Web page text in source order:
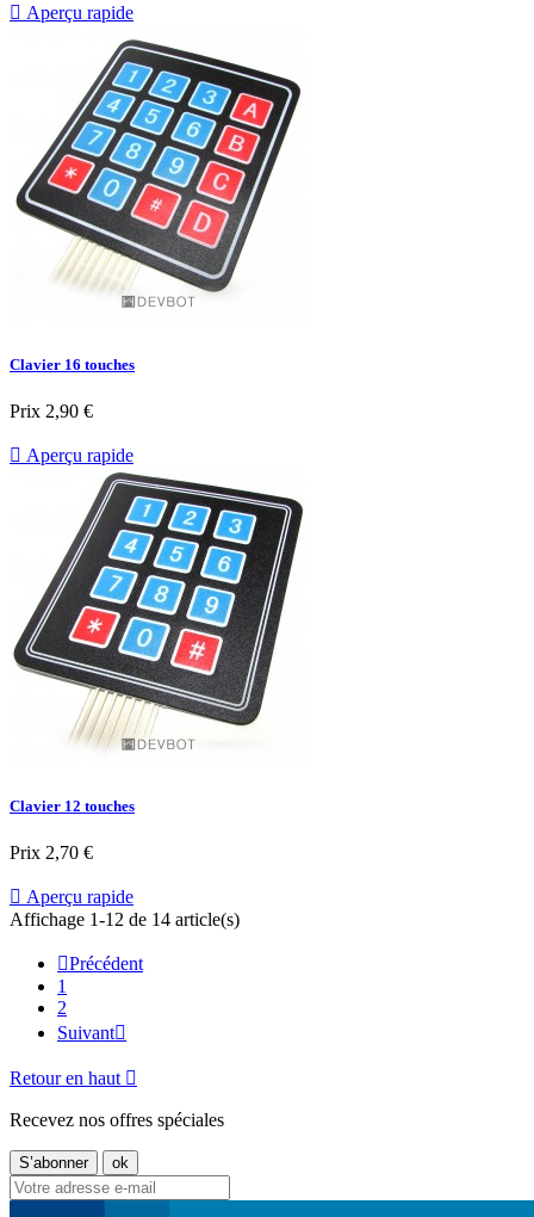
 Aperçu rapide
Clavier 16 touches
Prix 2,90 €
 Aperçu rapide
Clavier 12 touches
Prix 2,70 €
 Aperçu rapide
Affichage 1-12 de 14 article(s)
Précédent
1
2
Suivant
Retour en haut 
Recevez nos offres spéciales